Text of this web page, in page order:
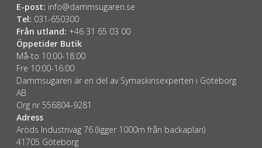
E-post: info@dammsugaren.se
Tel: 031-650300
Från utland: +46 31 65 03 00
Öppetider Butik
Må-to 10:00-18:00
Fre 10:00-16:00
Dammsugaren är en del av Symaskinsexperten i Göteborg
AB
Org nr 556804-9281
Adress
Aröds Industriväg 76 (ligger 1000m från backaplan)
41705 Göteborg